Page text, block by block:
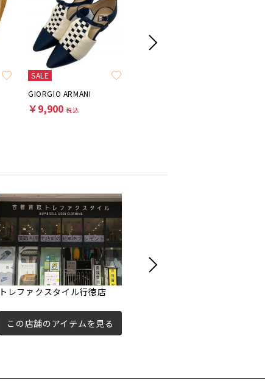
SALE
GIORGIO ARMANI
￥9,900 税込
トレファクスタイル行徳店
この店舗のアイテムを見る